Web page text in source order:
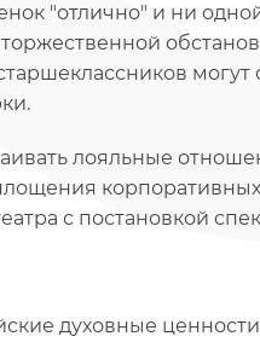
"отлично" и ни
могут
лояльные
с постановкой
духовные